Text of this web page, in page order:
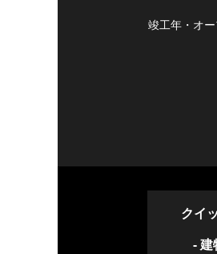
竣工年・ オ
クイ
- 建